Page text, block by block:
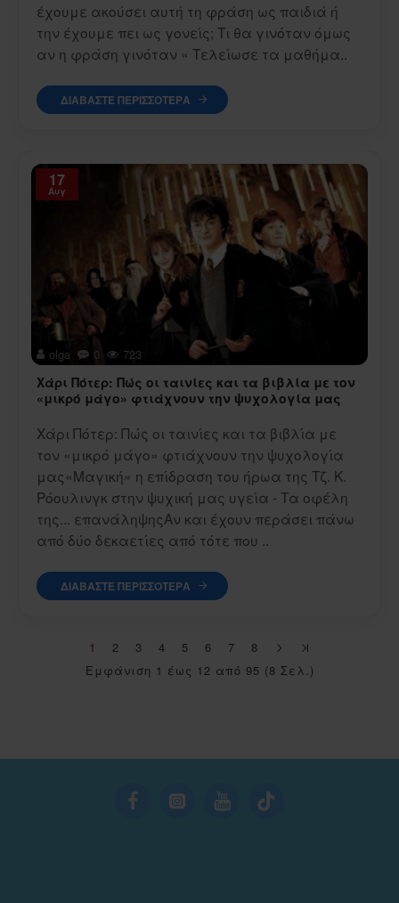
έχουμε ακούσει αυτή τη φράση ως παιδιά ή
την έχουμε πει ως γονείς; Τι θα γινόταν όμως
αν η φράση γινόταν « Τελείωσε τα μαθήμα..
ΔΙΑΒΆΣΤΕ ΠΕΡΙΣΣΌΤΕΡΑ
17
Αυγ
olga 0 723
Χάρι Πότερ: Πώς οι ταινίες και τα βιβλία με τον
«μικρό μάγο» φτιάχνουν την ψυχολογία μας
Χάρι Πότερ: Πώς οι ταινίες και τα βιβλία με
τον «μικρό μάγο» φτιάχνουν την ψυχολογία
μας«Μαγική» η επίδραση του ήρωα της Τζ. Κ.
Ρόουλινγκ στην ψυχική μας υγεία - Τα οφέλη
της... επανάληψηςΑν και έχουν περάσει πάνω
από δύο δεκαετίες από τότε που ..
ΔΙΑΒΆΣΤΕ ΠΕΡΙΣΣΌΤΕΡΑ
1 2 3 4 5 6 7
8
Εμφάνιση 1 έως 12 από 95 (8 Σελ.)